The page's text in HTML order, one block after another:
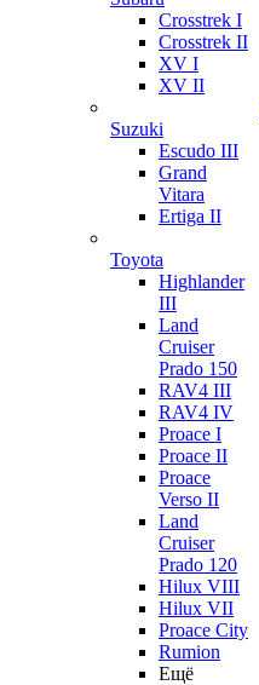
Crosstrek I
Crosstrek II
XV I
XV II
Suzuki
Escudo III
Grand
Vitara
Ertiga II
Toyota
Highlander
III
Land
Cruiser
Prado 150
RAV4 III
RAV4 IV
Proace I
Proace II
Proace
Verso II
Land
Cruiser
Prado 120
Hilux VIII
Hilux VII
Proace City
Rumion
Ещё